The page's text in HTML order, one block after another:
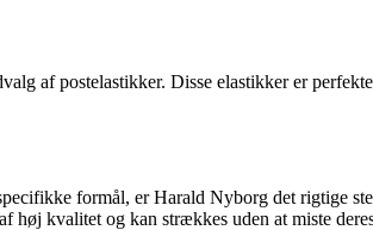
af postelastikker. Disse elastikker er
formål, er Harald Nyborg det rigtige
høj kvalitet og kan strækkes uden at miste